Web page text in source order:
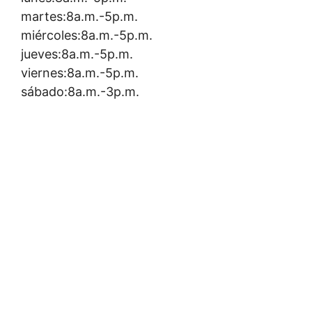
martes:8a.m.-5p.m.
miércoles:8a.m.-5p.m.
jueves:8a.m.-5p.m.
viernes:8a.m.-5p.m.
sábado:8a.m.-3p.m.